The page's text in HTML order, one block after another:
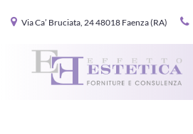
Via Ca’ Bruciata, 24 48018 Faenza (RA)